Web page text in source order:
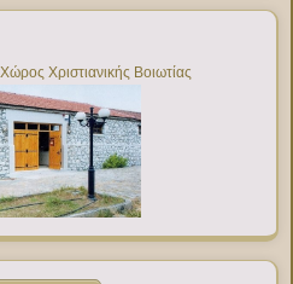
Χριστιανικής Βοιωτίας